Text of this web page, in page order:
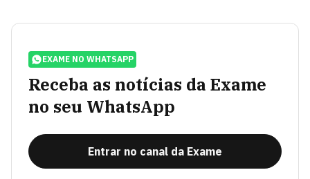
EXAME NO WHATSAPP
Receba as notícias da Exame
no seu WhatsApp
Entrar no canal da Exame